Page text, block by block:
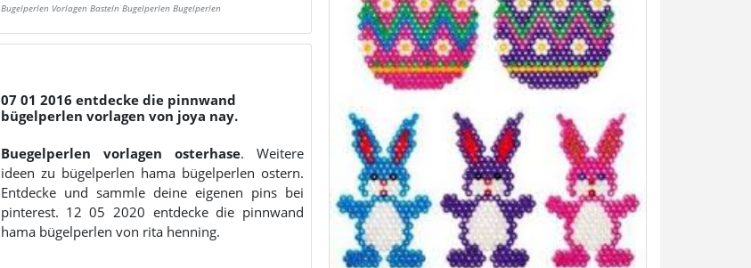
Bugelperlen Vorlagen Basteln Bugelperlen Bugelperlen
07 01 2016 entdecke die pinnwand
bügelperlen vorlagen von joya nay.
Buegelperlen vorlagen osterhase. Weitere
ideen zu bügelperlen hama bügelperlen ostern.
Entdecke und sammle deine eigenen pins bei
pinterest. 12 05 2020 entdecke die pinnwand
hama bügelperlen von rita henning.